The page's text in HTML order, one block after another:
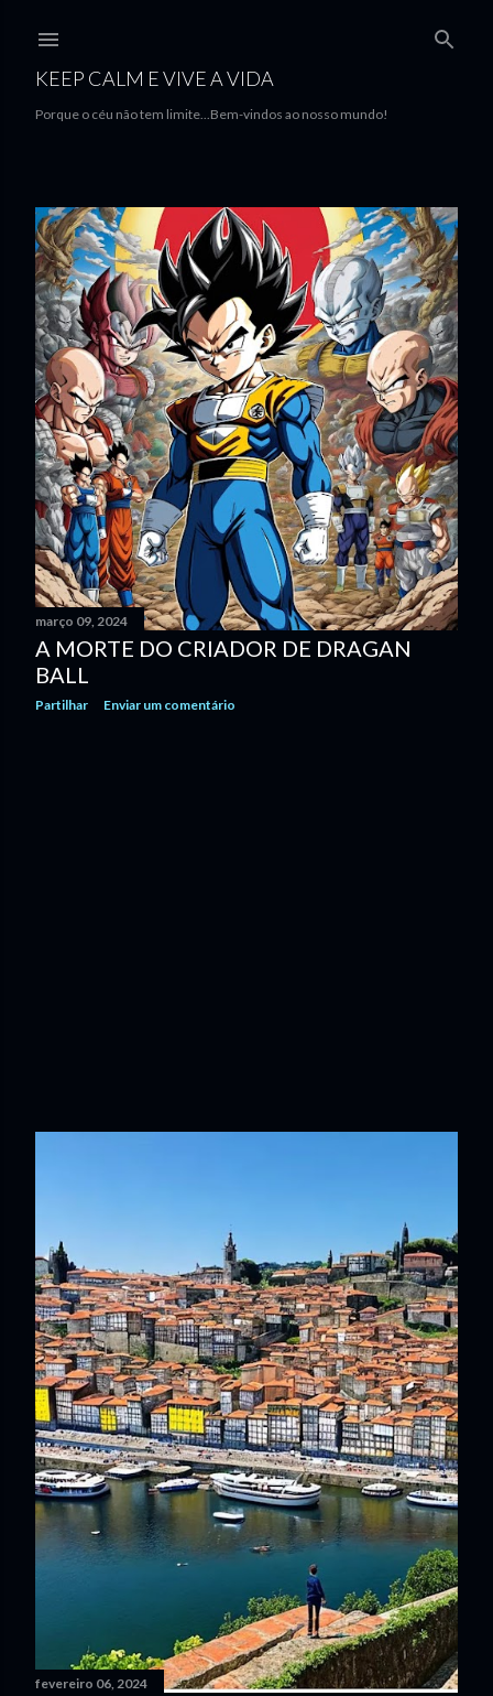
KEEP CALM E VIVE A VIDA
Porque o céu não tem limite...Bem-vindos ao nosso mundo!
M
e
n
s
a
g
e
n
s
março 09, 2024
A MORTE DO CRIADOR DE DRAGAN
BALL
Partilhar Enviar um comentário
fevereiro 06, 2024